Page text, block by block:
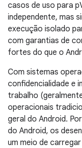
casos de uso para
independente, mas
execução isolado
com garantias de
fortes do que o
Com sistemas
confidencialidade e
trabalho
operacionais
geral do Android.
do Android, os
um meio de